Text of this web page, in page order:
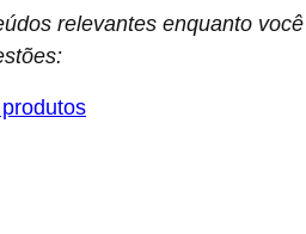
relevantes enquanto você